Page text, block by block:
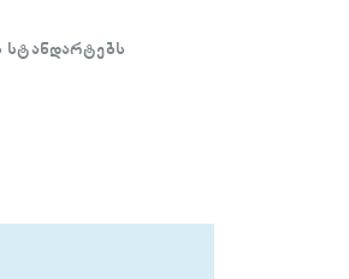
სტანდარტებს